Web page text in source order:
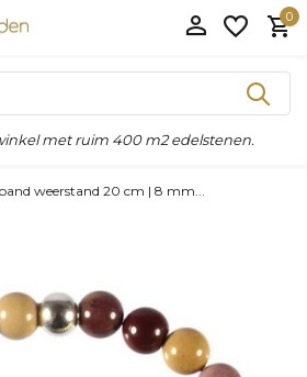
0
met ruim 400 m2 edelstenen.
weerstand 20 cm | 8 mm...